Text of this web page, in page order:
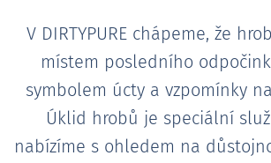
V DIRTYPURE chápeme, že
místem posledního
symbolem úcty a vzpomínky
Úklid hrobů je speciální
nabízíme s ohledem na